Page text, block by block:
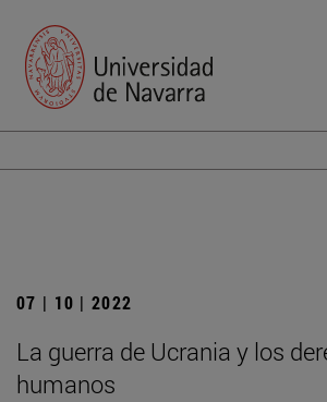
07 | 10 | 2022
La guerra de Ucrania y los
humanos